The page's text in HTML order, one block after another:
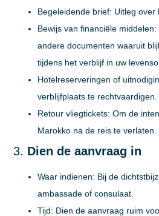
Begeleidende brief: Uitleg over
Bewijs van financiële middelen:
andere documenten waaruit
tijdens het verblijf in uw
Hotelreserveringen of
verblijfplaats te rechtvaardigen.
Retour vliegtickets: Om de
Marokko na de reis te verlaten.
3. Dien de aanvraag in
Waar indienen: Bij de
ambassade of consulaat.
Tijd: Dien de aanvraag ruim